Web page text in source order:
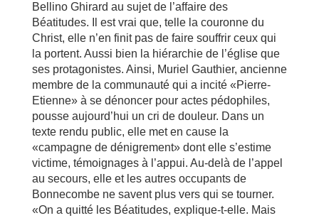
Bellino Ghirard au sujet de l’affaire des
Béatitudes. Il est vrai que, telle la couronne du
Christ, elle n’en finit pas de faire souffrir ceux qui
la portent. Aussi bien la hiérarchie de l’église que
ses protagonistes. Ainsi, Muriel Gauthier, ancienne
membre de la communauté qui a incité «Pierre-
Etienne» à se dénoncer pour actes pédophiles,
pousse aujourd’hui un cri de douleur. Dans un
texte rendu public, elle met en cause la
«campagne de dénigrement» dont elle s’estime
victime, témoignages à l’appui. Au-delà de l’appel
au secours, elle et les autres occupants de
Bonnecombe ne savent plus vers qui se tourner.
«On a quitté les Béatitudes, explique-t-elle. Mais